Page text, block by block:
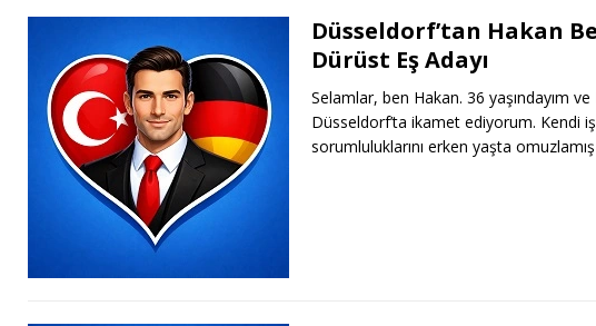
Düsseldorf’tan Hakan
Dürüst Eş Adayı
Selamlar, ben Hakan. 36 yaşındayım
Düsseldorf’ta ikamet ediyorum. Kendi
sorumluluklarını erken yaşta